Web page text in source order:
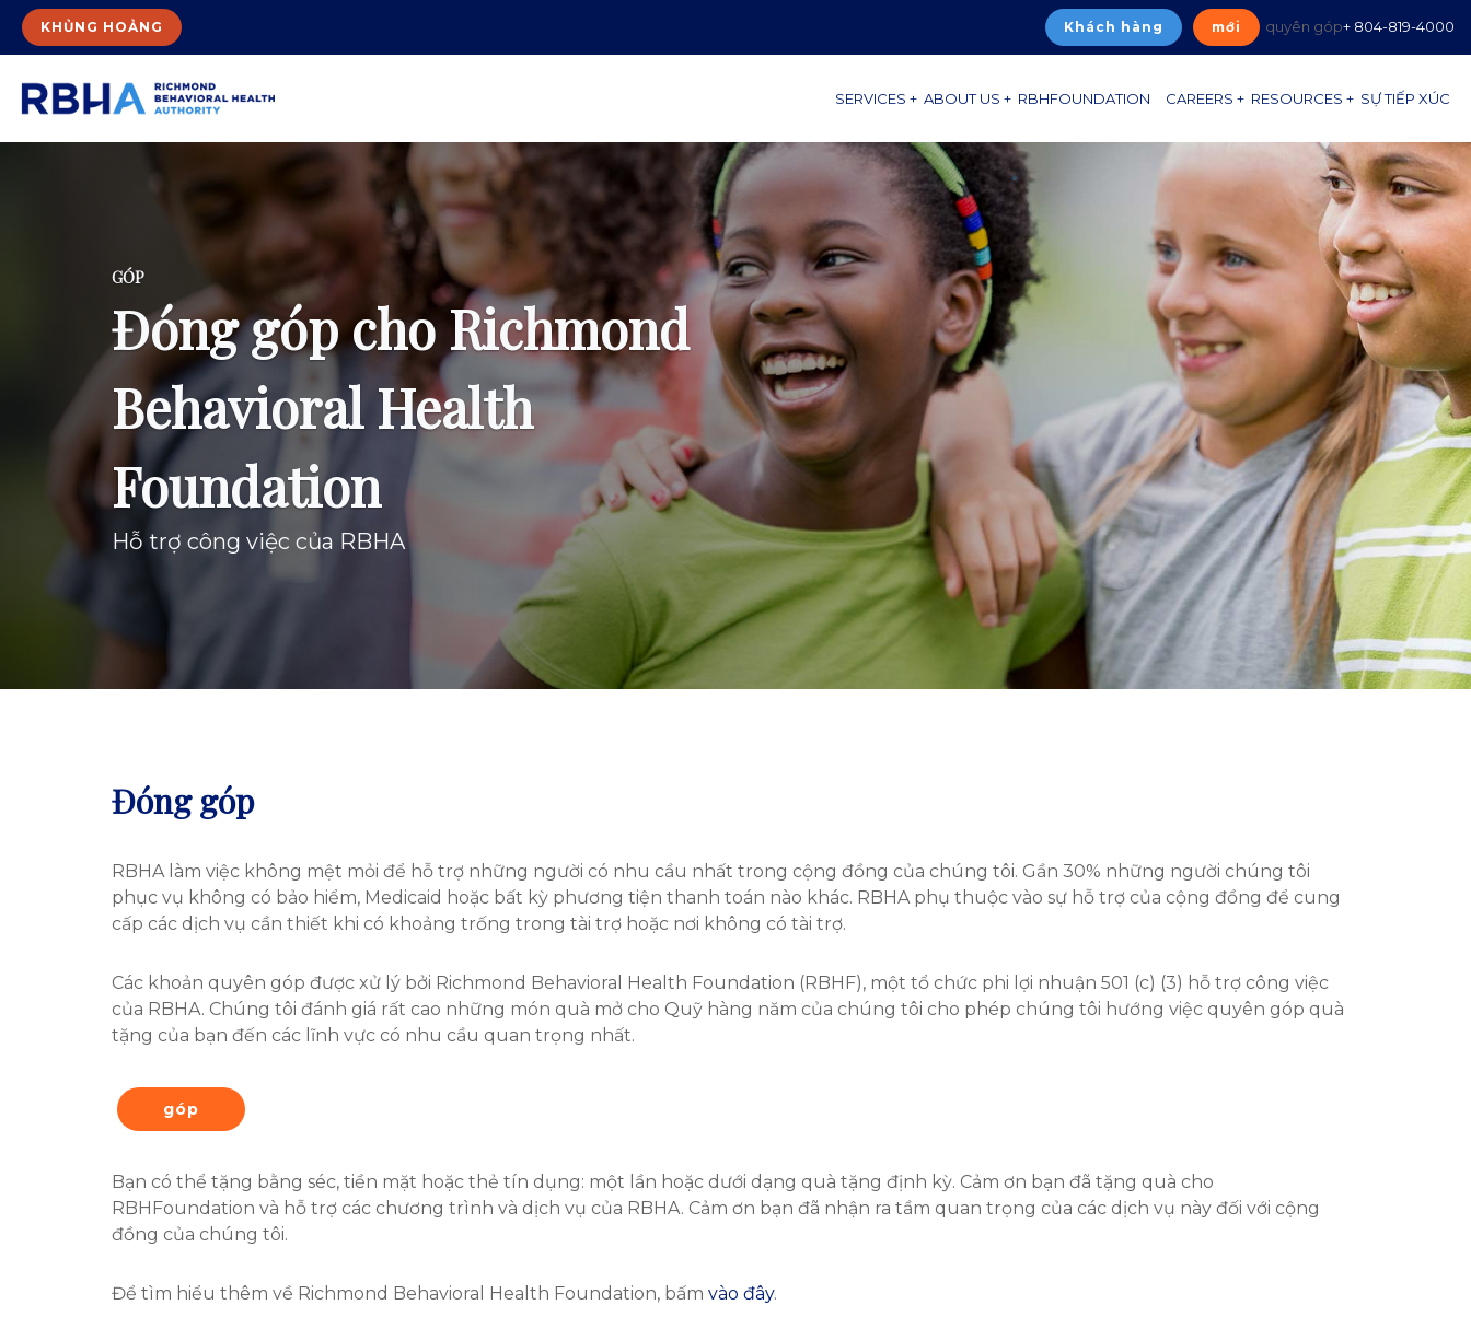
KHỦNG HOẢNG Khách hàng mới quyên góp+ 804-819-4000
SERVICES + ABOUT US + RBHFOUNDATION CAREERS + RESOURCES + SỰ TIẾP XÚC
GÓP
Đóng góp cho Richmond
Behavioral Health
Foundation
Hỗ trợ công việc của RBHA
Đóng góp
RBHA làm việc không mệt mỏi để hỗ trợ những người có nhu cầu nhất trong cộng đồng của chúng tôi. Gần 30% những người chúng tôi
phục vụ không có bảo hiểm, Medicaid hoặc bất kỳ phương tiện thanh toán nào khác. RBHA phụ thuộc vào sự hỗ trợ của cộng đồng để cung
cấp các dịch vụ cần thiết khi có khoảng trống trong tài trợ hoặc nơi không có tài trợ.
Các khoản quyên góp được xử lý bởi Richmond Behavioral Health Foundation (RBHF), một tổ chức phi lợi nhuận 501 (c) (3) hỗ trợ công việc
của RBHA. Chúng tôi đánh giá rất cao những món quà mở cho Quỹ hàng năm của chúng tôi cho phép chúng tôi hướng việc quyên góp quà
tặng của bạn đến các lĩnh vực có nhu cầu quan trọng nhất.
góp
Bạn có thể tặng bằng séc, tiền mặt hoặc thẻ tín dụng: một lần hoặc dưới dạng quà tặng định kỳ. Cảm ơn bạn đã tặng quà cho
RBHFoundation và hỗ trợ các chương trình và dịch vụ của RBHA. Cảm ơn bạn đã nhận ra tầm quan trọng của các dịch vụ này đối với cộng
đồng của chúng tôi.
Để tìm hiểu thêm về Richmond Behavioral Health Foundation, bấm vào đây.